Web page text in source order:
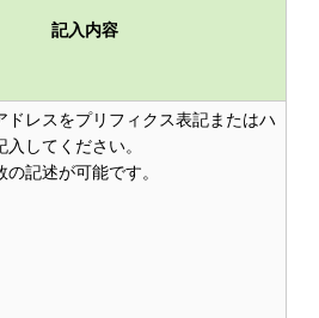
記入内容
ドレスをプリフィクス表記またはハ
してください。
の記述が可能です。